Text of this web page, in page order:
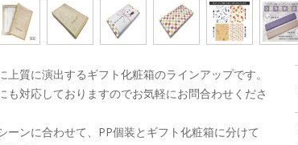
上質に演出するギフト化粧箱のラインアップです。
も対応しておりますのでお気軽にお問合わせくださ
ーンに合わせて、PP個装とギフト化粧箱に分けて